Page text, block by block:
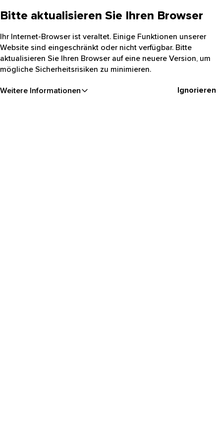
Bitte aktualisieren Sie Ihren Browser
Ihr Internet-Browser ist veraltet. Einige Funktionen unserer
Website sind eingeschränkt oder nicht verfügbar. Bitte
aktualisieren Sie Ihren Browser auf eine neuere Version, um
mögliche Sicherheitsrisiken zu minimieren.
Weitere Informationen Ignorieren